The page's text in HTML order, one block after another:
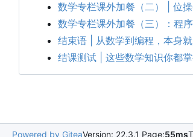
数学专栏课外加餐（二） | 位
数学专栏课外加餐（三）：程
结束语 | 从数学到编程，本身
结课测试 | 这些数学知识你都
Powered by GiteaVersion: 22.3.1 Page:55ms